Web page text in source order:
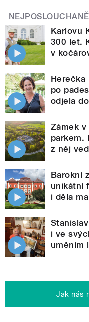
Karlovu
300 let.
v
Herečka
po
odjela
Zámek v
parkem.
z něj
Barokní
unikátní
i děla
i ve
uměním
Jak nás